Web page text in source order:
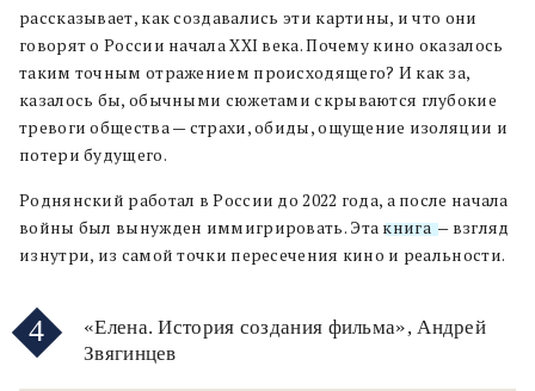
рассказывает, как создавались эти картины, и что они
говорят о России начала XXI века. Почему кино оказалось
таким точным отражением происходящего? И как за,
казалось бы, обычными сюжетами скрываются глубокие
тревоги общества — страхи, обиды, ощущение изоляции и
потери будущего.
Роднянский работал в России до 2022 года, а после начала
войны был вынужден иммигрировать. Эта книга— взгляд
изнутри, из самой точки пересечения кино и реальности.
4
«Елена. История создания фильма», Андрей
Звягинцев